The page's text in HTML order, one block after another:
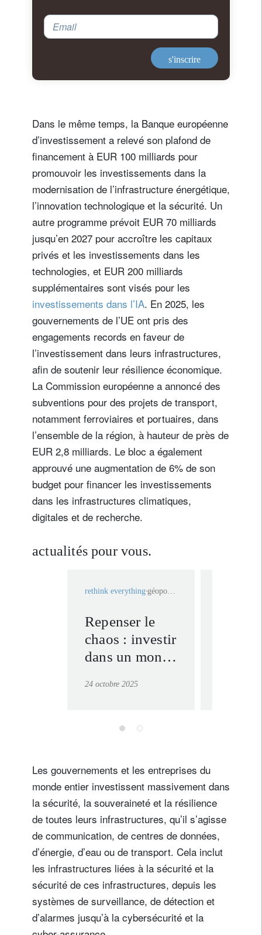
Email
s'inscrire
Dans le même temps, la Banque européenne
d’investissement a relevé son plafond de
financement à EUR 100 milliards pour
promouvoir les investissements dans la
modernisation de l’infrastructure énergétique,
l’innovation technologique et la sécurité. Un
autre programme prévoit EUR 70 milliards
jusqu’en 2027 pour accroître les capitaux
privés et les investissements dans les
technologies, et EUR 200 milliards
supplémentaires sont visés pour les
investissements dans l’IA. En 2025, les
gouvernements de l’UE ont pris des
engagements records en faveur de
l’investissement dans leurs infrastructures,
afin de soutenir leur résilience économique.
La Commission européenne a annoncé des
subventions pour des projets de transport,
notamment ferroviaires et portuaires, dans
l’ensemble de la région, à hauteur de près de
EUR 2,8 milliards. Le bloc a également
approuvé une augmentation de 6% de son
budget pour financer les investissements
dans les infrastructures climatiques,
digitales et de recherche.
actualités pour vous.
rethink everything géopolitique
Repenser le
chaos : investir
dans un monde
24 octobre 2025
Les gouvernements et les entreprises du
monde entier investissent massivement dans
la sécurité, la souveraineté et la résilience
de toutes leurs infrastructures, qu’il s’agisse
de communication, de centres de données,
d’énergie, d’eau ou de transport. Cela inclut
les infrastructures liées à la sécurité et la
sécurité de ces infrastructures, depuis les
systèmes de surveillance, de détection et
d’alarmes jusqu’à la cybersécurité et la
Je ne suis pas résident ou citoyen des Etats-Unis
Vos informations seront utilisées conformément à
politique de confidentialité.